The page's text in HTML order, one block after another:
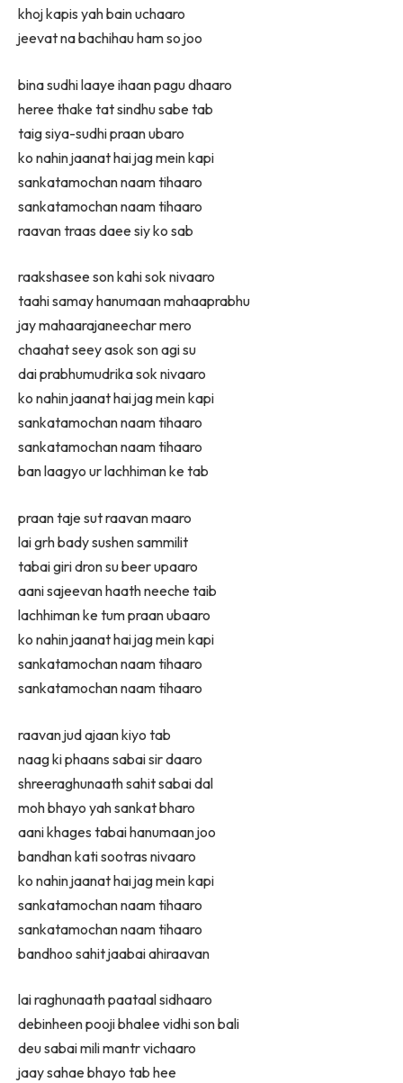
khoj kapis yah bain uchaaro
jeevat na bachihau ham so joo
bina sudhi laaye ihaan pagu dhaaro
heree thake tat sindhu sabe tab
taig siya-sudhi praan ubaro
ko nahin jaanat hai jag mein kapi
sankatamochan naam tihaaro
sankatamochan naam tihaaro
raavan traas daee siy ko sab
raakshasee son kahi sok nivaaro
taahi samay hanumaan mahaaprabhu
jay mahaarajaneechar mero
chaahat seey asok son agi su
dai prabhumudrika sok nivaaro
ko nahin jaanat hai jag mein kapi
sankatamochan naam tihaaro
sankatamochan naam tihaaro
ban laagyo ur lachhiman ke tab
praan taje sut raavan maaro
lai grh bady sushen sammilit
tabai giri dron su beer upaaro
aani sajeevan haath neeche taib
lachhiman ke tum praan ubaaro
ko nahin jaanat hai jag mein kapi
sankatamochan naam tihaaro
sankatamochan naam tihaaro
raavan jud ajaan kiyo tab
naag ki phaans sabai sir daaro
shreeraghunaath sahit sabai dal
moh bhayo yah sankat bharo
aani khages tabai hanumaan joo
bandhan kati sootras nivaaro
ko nahin jaanat hai jag mein kapi
sankatamochan naam tihaaro
sankatamochan naam tihaaro
bandhoo sahit jaabai ahiraavan
lai raghunaath paataal sidhaaro
debinheen pooji bhalee vidhi son bali
deu sabai mili mantr vichaaro
jaay sahae bhayo tab hee